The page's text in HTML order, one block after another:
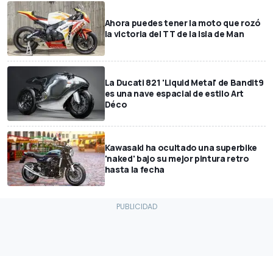
Ahora puedes tener la moto que rozó
la victoria del TT de la Isla de Man
La Ducati 821 'Liquid Metal' de Bandit9
es una nave espacial de estilo Art
Déco
Kawasaki ha ocultado una superbike
'naked' bajo su mejor pintura retro
hasta la fecha